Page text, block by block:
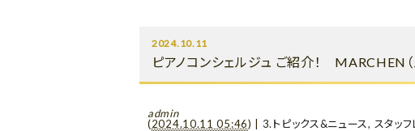
2024.10.11
ピアノコンシェルジュ ご紹介！ MARCHEN
admin
(2024.10.11 05:46) 3.トピックス&ニュース, スタッ